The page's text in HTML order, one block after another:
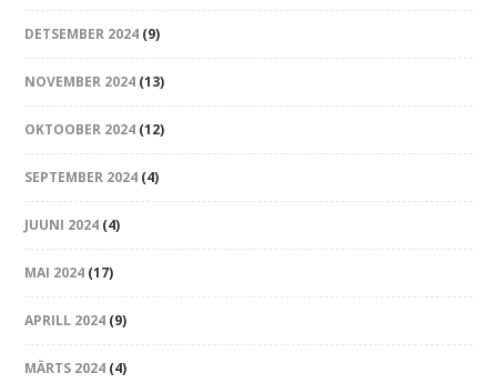
DETSEMBER 2024 (9)
NOVEMBER 2024 (13)
OKTOOBER 2024 (12)
SEPTEMBER 2024 (4)
JUUNI 2024 (4)
MAI 2024 (17)
APRILL 2024 (9)
MÄRTS 2024 (4)